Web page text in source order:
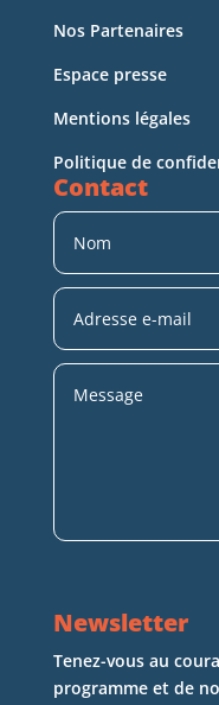
Nos Partenaires
Espace presse
Mentions légales
Politique de
Contact
Newsletter
Tenez-vous au
programme et de